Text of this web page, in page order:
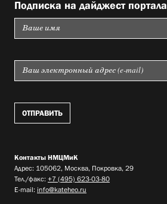
Подписка на дайджест портала
Контакты НМЦМиК
Адрес: 105062, Москва, Покровка, 29
Тел./факс: +7 (495) 623-03-80
E-mail: info@kateheo.ru